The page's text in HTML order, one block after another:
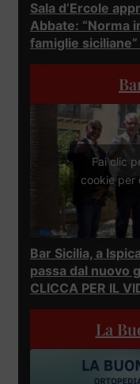
Sala d’Ercole
Abbate: “Norma
famiglie siciliane”
Fai clic
cookie per
Bar Sicilia, a
passa dal nuovo
CLICCA PER IL
La